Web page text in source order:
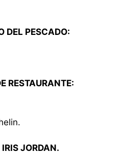
DEL PESCADO:
RESTAURANTE:
JORDAN.